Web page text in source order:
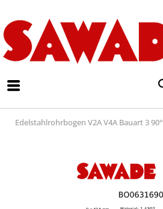
Edelstahlrohrbogen V2A V4A Bauart 3 90°